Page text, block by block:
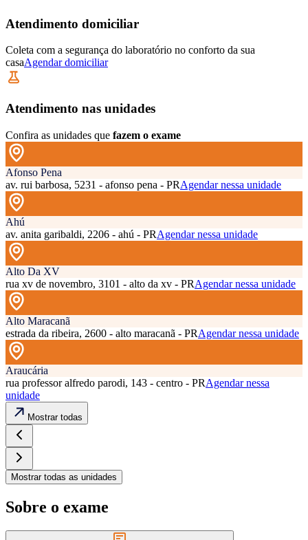
Atendimento domiciliar
Coleta com a segurança do laboratório no conforto da sua
casaAgendar domiciliar
Atendimento nas unidades
Confira as unidades que fazem o exame
Afonso Pena
av. rui barbosa, 5231 - afonso pena - PRAgendar nessa unidade
Ahú
av. anita garibaldi, 2206 - ahú - PRAgendar nessa unidade
Alto Da XV
rua xv de novembro, 3101 - alto da xv - PRAgendar nessa unidade
Alto Maracanã
estrada da ribeira, 2600 - alto maracanã - PRAgendar nessa unidade
Araucária
rua professor alfredo parodi, 143 - centro - PRAgendar nessa
unidade
Mostrar todas
Mostrar todas as unidades
Sobre o exame